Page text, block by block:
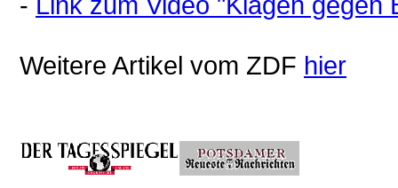
Weitere Artikel vom ZDF hier